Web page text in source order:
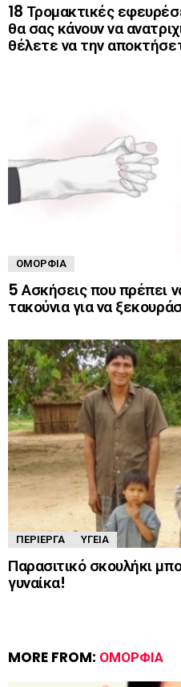
18 Τρομακτικές
θα σας κάνουν να
θέλετε να την
ΟΜΟΡΦΙΆ
5 Ασκήσεις που πρέπει
τακούνια για να
ΠΕΡΊΕΡΓΑ ΥΓΕΊΑ
Παρασιτικό σκουλήκι
γυναίκα!
MORE FROM: ΟΜΟΡΦΙΆ